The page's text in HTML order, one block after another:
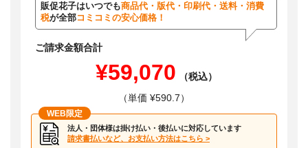
販促花子はいつでも商品代・版代・印刷代・送料・消費
税が全部コミコミの安心価格！
ご請求金額合計
¥59,070
（税込）
（単価 ¥590.7）
WEB限定
法人・団体様は掛け払い・後払いに対応しています
請求書払いなど、お支払い方法はこちら >